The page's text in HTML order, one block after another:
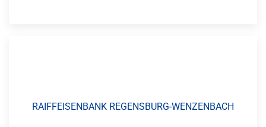
RAIFFEISENBANK REGENSBURG-WENZENBACH